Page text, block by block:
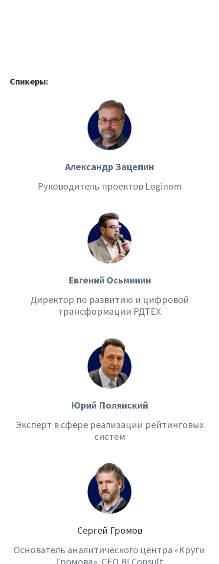
Академическая программа
Вузы-участники
Марафоны
Рецепт продвинутой аналитики
На высоту enterprise-аналитики
О компании
Контакты
Поддержка
Закрыть
Спикеры:
Александр Зацепин
Руководитель проектов Loginom
Евгений Осьминин
Директор по развитию и цифровой
трансформации РДТEХ
Юрий Полянский
Эксперт в сфере реализации рейтинговых
систем
Сергей Громов
Основатель аналитического центра «Круги
Громова», CEO BI Consult